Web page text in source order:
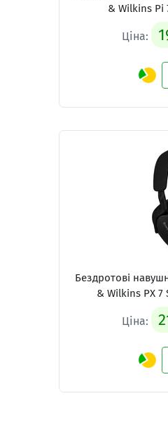
& Wilkins Pi
Ціна:
Бездротові
& Wilkins PX 7
Ціна: